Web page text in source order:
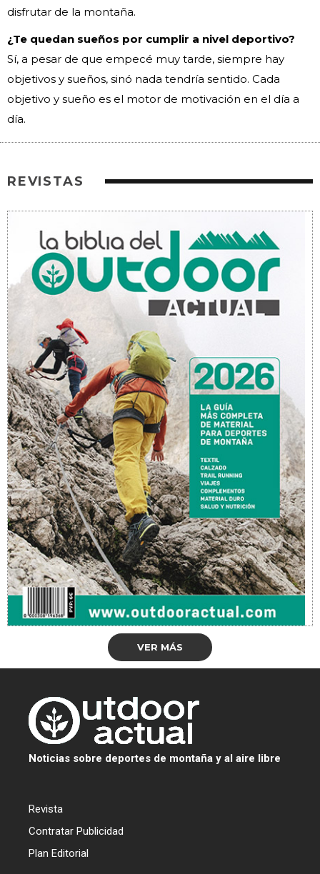
disfrutar de la montaña.
¿Te quedan sueños por cumplir a nivel deportivo?
Sí, a pesar de que empecé muy tarde, siempre hay
objetivos y sueños, sinó nada tendría sentido. Cada
objetivo y sueño es el motor de motivación en el día a
día.
REVISTAS
VER MÁS
Noticias sobre deportes de montaña y al aire libre
Revista
Contratar Publicidad
Plan Editorial